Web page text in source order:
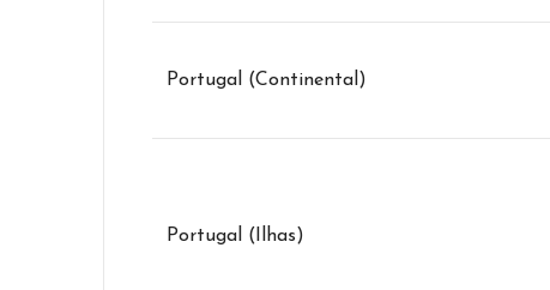
Portugal (Continental)
Portugal (Ilhas)